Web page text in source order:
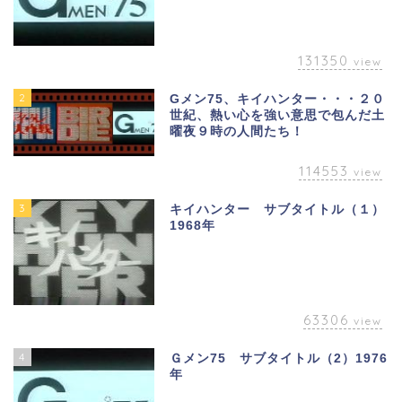
131350 view
2
Gメン75、キイハンター・・・２０
世紀、熱い心を強い意思で包んだ土
曜夜９時の人間たち！
114553 view
3
キイハンター サブタイトル（１）
1968年
63306 view
4
Ｇメン75 サブタイトル（2）1976
年